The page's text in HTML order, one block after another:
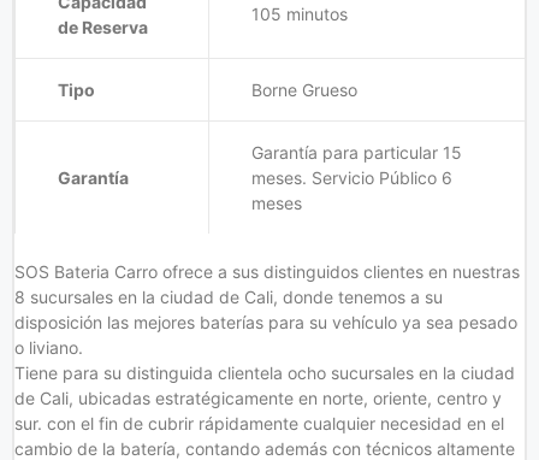
de Reserva
105 minutos
Tipo Borne Grueso
Garantía
Garantía para particular 15
meses. Servicio Público 6
meses
SOS Bateria Carro ofrece a sus distinguidos clientes en nuestras
8 sucursales en la ciudad de Cali, donde tenemos a su
disposición las mejores baterías para su vehículo ya sea pesado
o liviano.
Tiene para su distinguida clientela ocho sucursales en la ciudad
de Cali, ubicadas estratégicamente en norte, oriente, centro y
sur. con el fin de cubrir rápidamente cualquier necesidad en el
cambio de la batería, contando además con técnicos altamente